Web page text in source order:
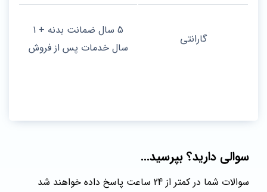
گارانتی
5 سال ضمانت بدنه + 1
سال خدمات پس از فروش
سوالی دارید؟ بپرسید...
سوالات شما در کمتر از 24 ساعت پاسخ داده خواهند شد